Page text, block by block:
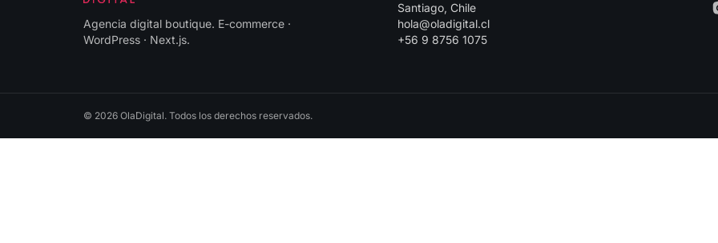
Agencia digital boutique. E-commerce ·
WordPress · Next.js.
Santiago, Chile
hola@oladigital.cl
+56 9 8756 1075
© 2026 OlaDigital. Todos los derechos reservados.